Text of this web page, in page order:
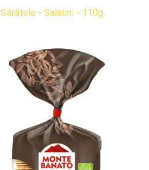
Sărățele - Salatini - 110g